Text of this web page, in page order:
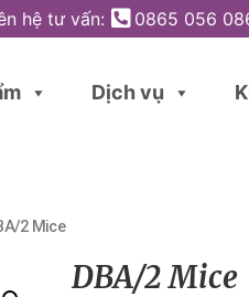
hệ tư vấn: 0865 056
Dịch vụ
2 Mice
DBA/2 Mice